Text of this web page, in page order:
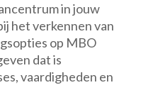
in jouw
het verkennen van
op MBO
dat is
vaardigheden en